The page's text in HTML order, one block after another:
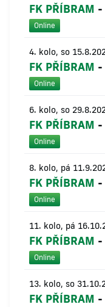
FK PŘÍBRAM -
Online
4. kolo, so
FK PŘÍBRAM -
Online
6. kolo, so
FK PŘÍBRAM -
Online
8. kolo, pá
FK PŘÍBRAM -
Online
11. kolo, pá
FK PŘÍBRAM -
Online
13. kolo, so
FK PŘÍBRAM -